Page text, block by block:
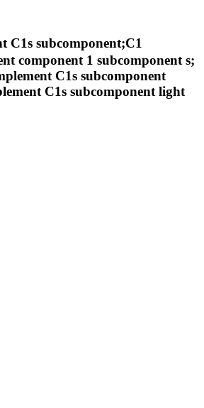
C1s subcomponent;C1
component 1 subcomponent s;
C1s subcomponent
C1s subcomponent light